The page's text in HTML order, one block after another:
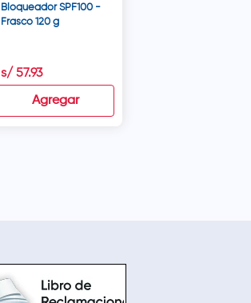
Bloqueador SPF100 -
Frasco 120 g
s/ 57.93
Agregar